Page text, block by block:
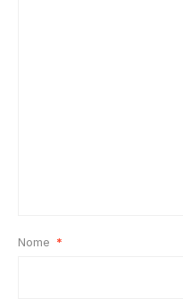
Nome *